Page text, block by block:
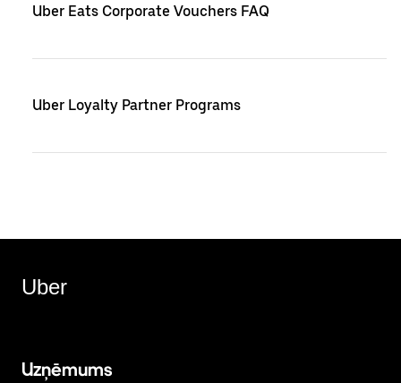
Uber Eats Corporate Vouchers FAQ
Uber Loyalty Partner Programs
Uber
Uzņēmums